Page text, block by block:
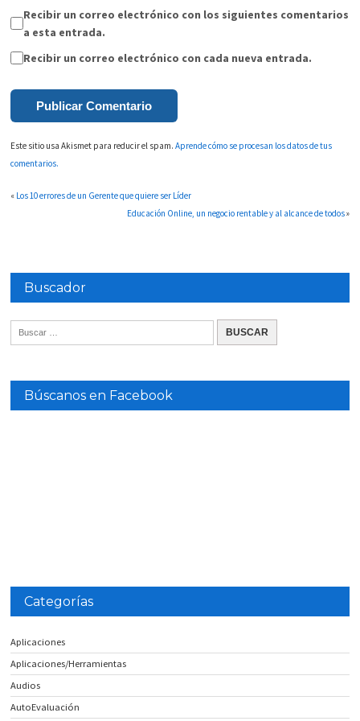
Recibir un correo electrónico con los siguientes comentarios
a esta entrada.
Recibir un correo electrónico con cada nueva entrada.
Este sitio usa Akismet para reducir el spam.Aprende cómo se procesan los datos de tus
comentarios.
« Los 10 errores de un Gerente que quiere ser Líder
Educación Online, un negocio rentable y al alcance de todos»
Buscador
Búscanos en Facebook
Categorías
Aplicaciones
Aplicaciones/Herramientas
Audios
AutoEvaluación